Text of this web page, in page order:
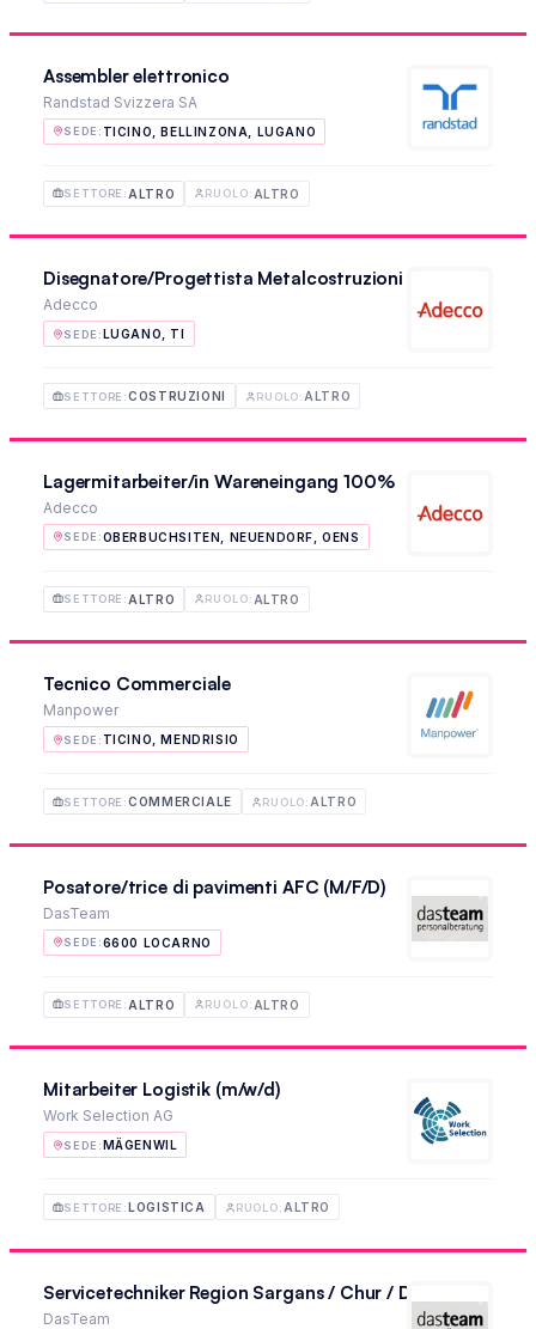
Assembler elettronico
Randstad Svizzera SA
SEDE : TICINO, BELLINZONA, LUGANO
SETTORE : ALTRO RUOLO: ALTRO
Disegnatore/Progettista Metalcostruzioni
Adecco
SEDE : LUGANO, TI
SETTORE :COSTRUZIONI RUOLO: ALTRO
Lagermitarbeiter/in Wareneingang 100%
Adecco
SEDE :OBERBUCHSITEN, NEUENDORF, OENS
SETTORE : ALTRO RUOLO: ALTRO
Tecnico Commerciale
Manpower
SEDE : TICINO, MENDRISIO
SETTORE :COMMERCIALE RUOLO: ALTRO
Posatore/trice di pavimenti AFC (M/F/D)
DasTeam
SEDE :6600 LOCARNO
SETTORE : ALTRO RUOLO: ALTRO
Mitarbeiter Logistik (m/w/d)
Work Selection AG
SEDE : MÄGENWIL
SETTORE : LOGISTICA RUOLO: ALTRO
Servicetechniker Region Sargans / Chur / Davos 100 % |
DasTeam